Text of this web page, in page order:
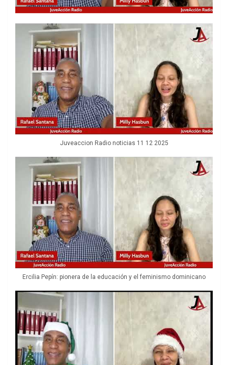
Juveaccion Radio noticias 11 12 2025
Ercilia Pepín: pionera de la educación y el feminismo dominicano